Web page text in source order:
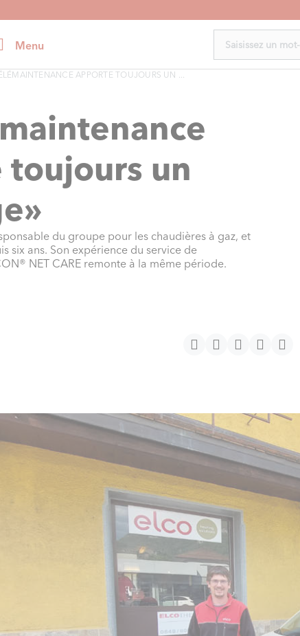
Menu
APPORTE TOUJOURS UN ...
un
du groupe pour les chaudières à gaz, et
six ans. Son expérience du service de
NET CARE remonte à la même période.